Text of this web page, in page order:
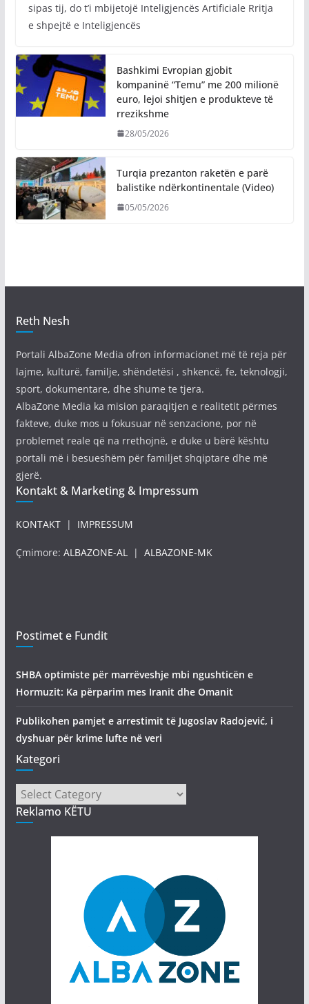
sipas tij, do t’i mbijetojë Inteligjencës Artificiale Rritja
e shpejtë e Inteligjencës
Bashkimi Evropian gjobit
kompaninë “Temu” me 200 milionë
euro, lejoi shitjen e produkteve të
rrezikshme
28/05/2026
Turqia prezanton raketën e parë
balistike ndërkontinentale (Video)
05/05/2026
Reth Nesh
Portali AlbaZone Media ofron informacionet më të reja për
lajme, kulturë, familje, shëndetësi , shkencë, fe, teknologji,
sport, dokumentare, dhe shume te tjera.
AlbaZone Media ka mision paraqitjen e realitetit përmes
fakteve, duke mos u fokusuar në senzacione, por në
problemet reale që na rrethojnë, e duke u bërë kështu
portali më i besueshëm për familjet shqiptare dhe më
gjerë.
Kontakt & Marketing & Impressum
KONTAKT| IMPRESSUM
Çmimore: ALBAZONE-AL| ALBAZONE-MK
Postimet e Fundit
SHBA optimiste për marrëveshje mbi ngushticën e
Hormuzit: Ka përparim mes Iranit dhe Omanit
Publikohen pamjet e arrestimit të Jugoslav Radojević, i
dyshuar për krime lufte në veri
Kategori
Kategori
Reklamo KËTU